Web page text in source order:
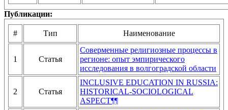
Публикации:
# Тип Наименование
1 Статья
Соверменные религиозные процессы в
регионе: опыт эмпирического
исследования в волгоградской области
2 Статья
INCLUSIVE EDUCATION IN RUSSIA:
HISTORICAL-SOCIOLOGICAL
ASPECT¶¶